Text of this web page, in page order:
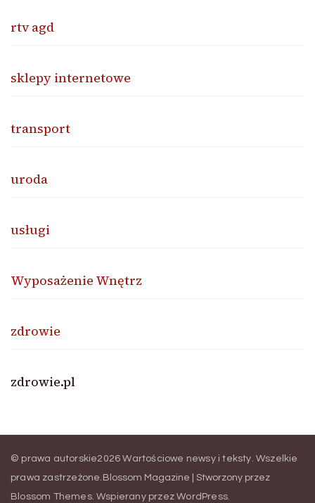
rtv agd
sklepy internetowe
transport
uroda
usługi
Wyposażenie Wnętrz
zdrowie
zdrowie.pl
© prawa autorskie2026Wartościowe newsy i teksty. Wszelkie
prawa zastrzeżone. Blossom Magazine | Stworzony przez
Blossom Themes. Wspierany przezWordPress.